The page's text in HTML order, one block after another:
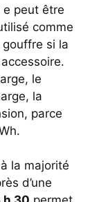
e peut être
comme
si la
le
la
parce
la majorité
d’une